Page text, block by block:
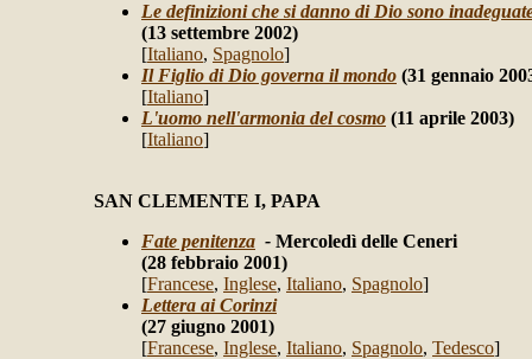
Le definizioni che si danno di Dio sono
(13 settembre 2002)
[Italiano, Spagnolo]
Il Figlio di Dio governa il mondo (31 gennaio
[Italiano]
L'uomo nell'armonia del cosmo (11 aprile 2003)
[Italiano]
SAN CLEMENTE I, PAPA
Fate penitenza - Mercoledì delle Ceneri
(28 febbraio 2001)
[Francese, Inglese, Italiano, Spagnolo]
Lettera ai Corinzi
(27 giugno 2001)
[Francese, Inglese, Italiano, Spagnolo, Tedesco]